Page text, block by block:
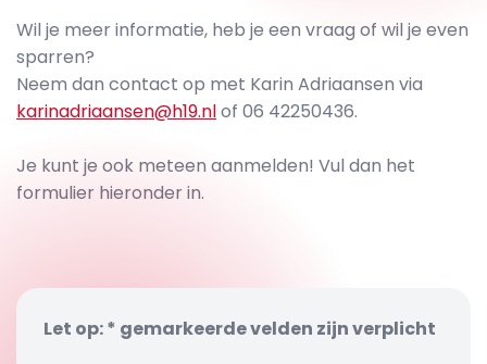
Wil je meer informatie, heb je een vraag of wil je even
sparren?
Neem dan contact op met Karin Adriaansen via
karinadriaansen@h19.nlof 06 42250436.
Je kunt je ook meteen aanmelden! Vul dan het
formulier hieronder in.
Let op: * gemarkeerde velden zijn verplicht